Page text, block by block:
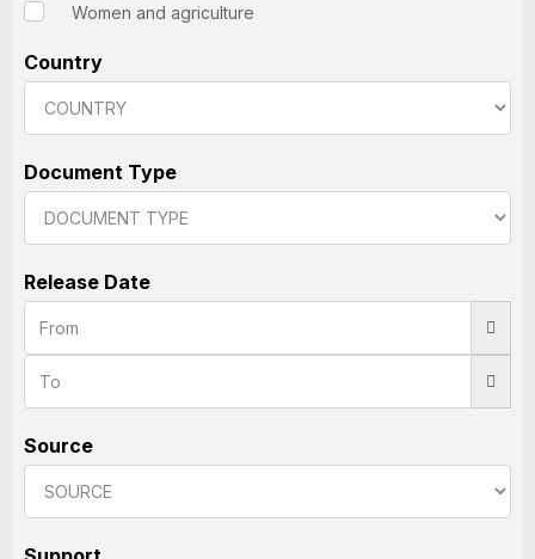
Women and agriculture
Country
Document Type
Release Date
Source